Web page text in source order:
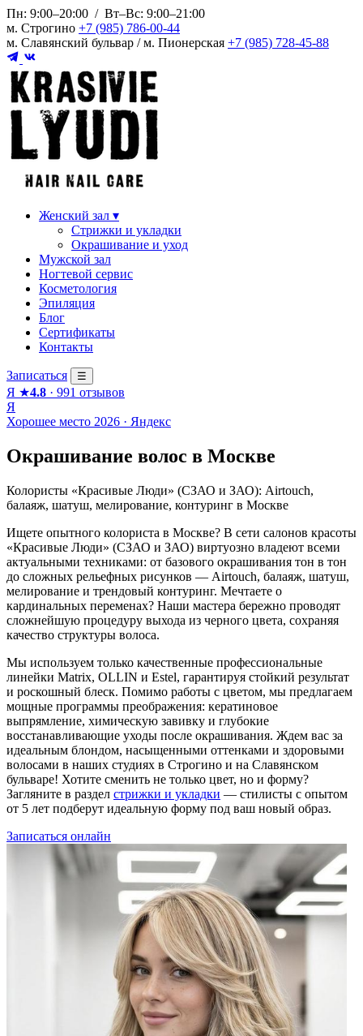
Пн: 9:00–20:00 / Вт–Вс: 9:00–21:00
м. Строгино +7 (985) 786-00-44
м. Славянский бульвар / м. Пионерская +7 (985) 728-45-88
Женский зал ▾
Стрижки и укладки
Окрашивание и уход
Мужской зал
Ногтевой сервис
Косметология
Эпиляция
Блог
Сертификаты
Контакты
Записаться ☰
Я ★4.8 · 991 отзывов
Я
Хорошее место 2026 · Яндекс
Окрашивание волос в Москве
Колористы «Красивые Люди» (СЗАО и ЗАО): Airtouch,
балаяж, шатуш, мелирование, контуринг в Москве
Ищете опытного колориста в Москве? В сети салонов красоты
«Красивые Люди» (СЗАО и ЗАО) виртуозно владеют всеми
актуальными техниками: от базового окрашивания тон в тон
до сложных рельефных рисунков — Airtouch, балаяж, шатуш,
мелирование и трендовый контуринг. Мечтаете о
кардинальных переменах? Наши мастера бережно проводят
сложнейшую процедуру выхода из черного цвета, сохраняя
качество структуры волоса.
Мы используем только качественные профессиональные
линейки Matrix, OLLIN и Estel, гарантируя стойкий результат
и роскошный блеск. Помимо работы с цветом, мы предлагаем
мощные программы преображения: кератиновое
выпрямление, химическую завивку и глубокие
восстанавливающие уходы после окрашивания. Ждем вас за
идеальным блондом, насыщенными оттенками и здоровыми
волосами в наших студиях в Строгино и на Славянском
бульваре! Хотите сменить не только цвет, но и форму?
Загляните в раздел стрижки и укладки — стилисты с опытом
от 5 лет подберут идеальную форму под ваш новый образ.
Записаться онлайн